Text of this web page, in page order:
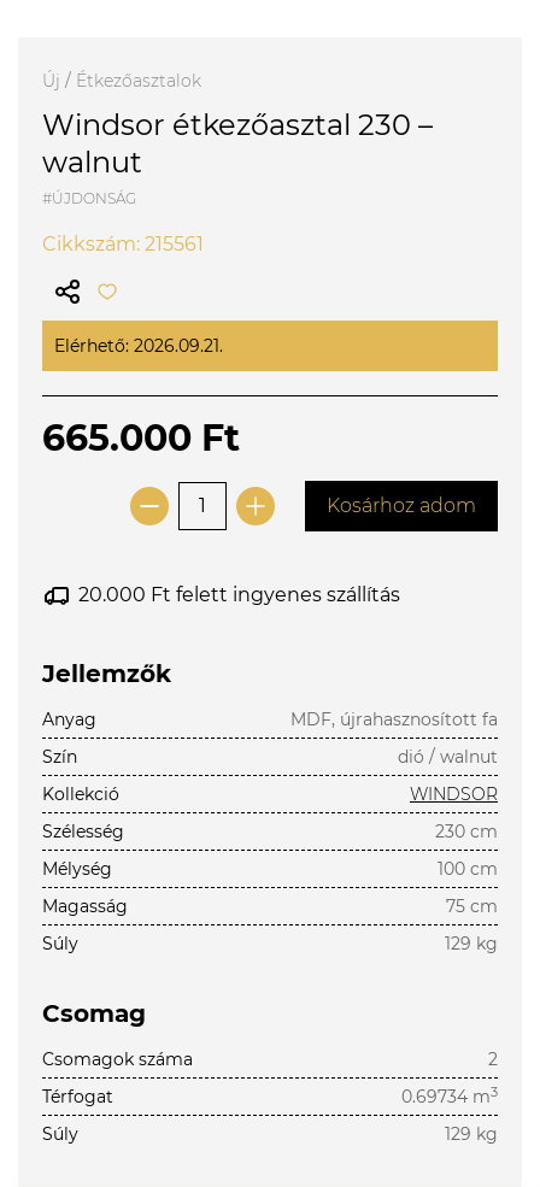
Új / Étkezőasztalok
Windsor étkezőasztal 230 –
walnut
#ÚJDONSÁG
Cikkszám: 215561
Elérhető: 2026.09.21.
665.000 Ft
Kosárhoz adom
20.000 Ft felett ingyenes szállítás
Jellemzők
Anyag
MDF, újrahasznosított fa
Szín
dió / walnut
Kollekció
WINDSOR
Szélesség
230 cm
Mélység
100 cm
Magasság
75 cm
Súly
129 kg
Csomag
Csomagok száma
2
Térfogat
0.69734 m3
Súly 129 kg